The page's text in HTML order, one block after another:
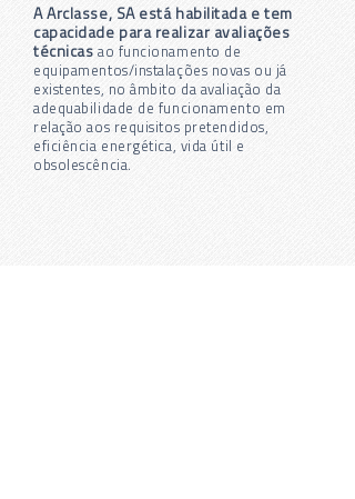
A Arclasse, SA está habilitada e tem
capacidade para realizar avaliações
técnicas ao funcionamento de
equipamentos/instalações novas ou já
existentes, no âmbito da avaliação da
adequabilidade de funcionamento em
relação aos requisitos pretendidos,
eficiência energética, vida útil e
obsolescência.